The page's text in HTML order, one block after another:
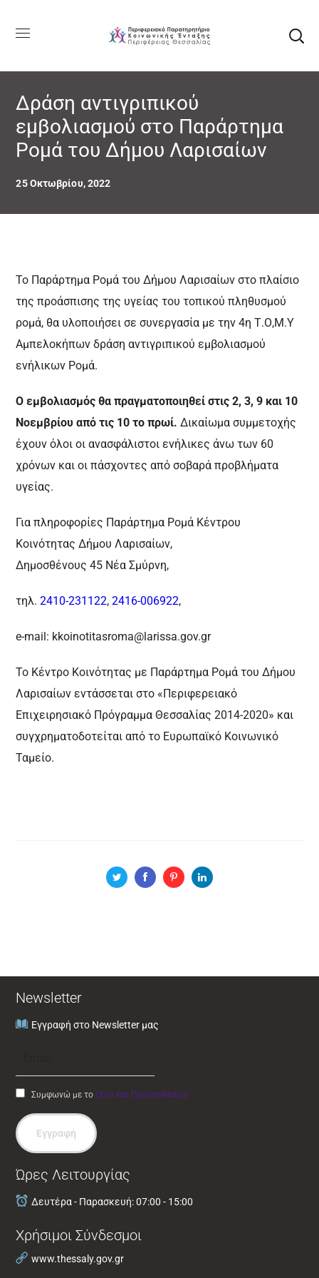
Δράση αντιγριπικού
εμβολιασμού στο Παράρτημα
Ρομά του Δήμου Λαρισαίων
25 Οκτωβρίου, 2022
Το Παράρτημα Ρομά του Δήμου Λαρισαίων στο πλαίσιο
της προάσπισης της υγείας του τοπικού πληθυσμού
ρομά, θα υλοποιήσει σε συνεργασία με την 4η Τ.Ο,Μ.Υ
Αμπελοκήπων δράση αντιγριπικού εμβολιασμού
ενήλικων Ρομά.
Ο εμβολιασμός θα πραγματοποιηθεί στις 2, 3, 9 και 10
Nοεμβρίου από τις 10 τοπρωί. Δικαίωμα συμμετοχής
έχουν όλοι οι ανασφάλιστοι ενήλικες άνω των 60
χρόνων καιοι πάσχοντες από σοβαρά προβλήματα
υγείας.
Για πληροφορίες Παράρτημα Ρομά Κέντρου
Κοινότητας Δήμου Λαρισαίων,
Δημοσθένους 45 Νέα Σμύρνη,
τηλ. 2410-231122,2416-006922,
e-mail: kkoinotitasroma@larissa.gov.gr
Το Κέντρο Κοινότητας με Παράρτημα Ρομά του Δήμου
Λαρισαίων εντάσσεται στο «Περιφερειακό
Επιχειρησιακό Πρόγραμμα Θεσσαλίας 2014-2020» και
συγχρηματοδοτείταιαπό το Ευρωπαϊκό Κοινωνικό
Ταμείο.
Newsletter
Εγγραφή στο Newsletter μας
Συμφωνώ με τοΌροι και Προϋποθέσεις
Εγγραφή
Ώρες Λειτουργίας
Δευτέρα - Παρασκευή: 07:00 - 15:00
Χρήσιμοι Σύνδεσμοι
www.thessaly.gov.gr